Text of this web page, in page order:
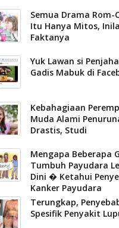
Semua Drama Rom-
Itu Hanya Mitos,
Faktanya
Yuk Lawan si
Gadis Mabuk di
Kebahagiaan
Muda Alami
Drastis, Studi
Mengapa Beberapa
Tumbuh Payudara
Dini � Ketahui
Kanker Payudara
Terungkap,
Spesifik Penyakit